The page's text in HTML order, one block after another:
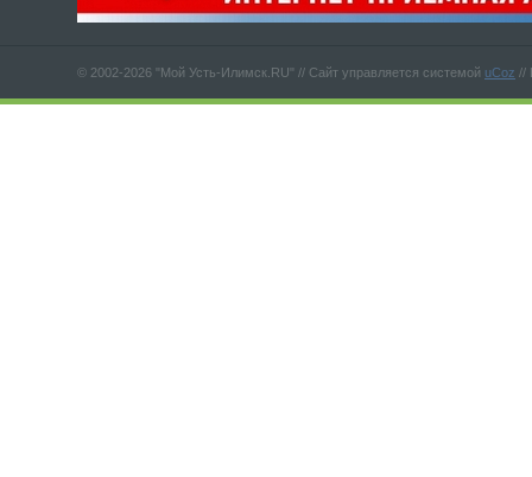
© 2002-2026 "Мой Усть-Илимск.RU" // Сайт управляется системой uCoz //